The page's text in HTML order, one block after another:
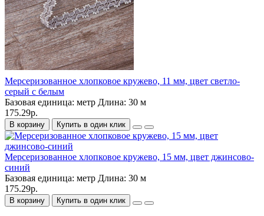
Мерсеризованное хлопковое кружево, 11 мм, цвет светло-
серый с белым
Базовая единица: метр Длина: 30 м
175.29р.
В корзину Купить в один клик
Мерсеризованное хлопковое кружево, 15 мм, цвет джинсово-
синий
Базовая единица: метр Длина: 30 м
175.29р.
В корзину Купить в один клик